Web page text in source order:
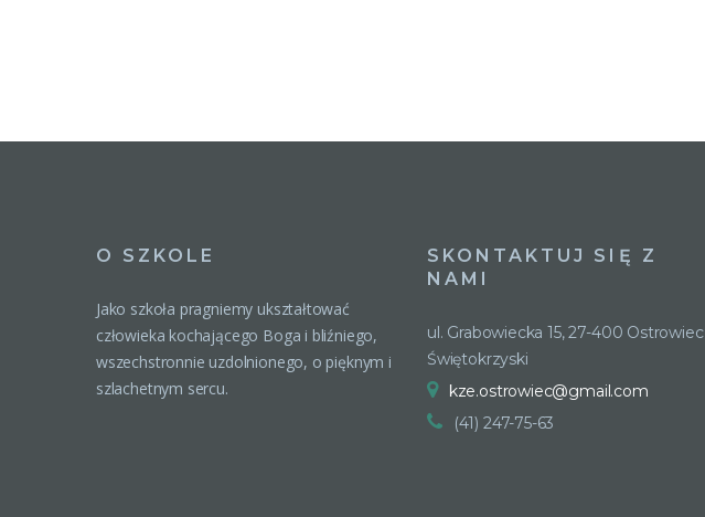
O SZKOLE
Jako szkoła pragniemy ukształtować
człowieka kochającego Boga i bliźniego,
wszechstronnie uzdolnionego, o pięknym i
szlachetnym sercu.
SKONTAKTUJ SIĘ Z
NAMI
ul. Grabowiecka 15, 27-400 Ostrowiec
Świętokrzyski
kze.ostrowiec@gmail.com
(41) 247-75-63